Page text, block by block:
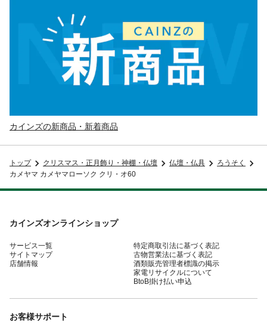
カインズの新商品・新着商品
トップ クリスマス・正月飾り・神棚・仏壇 仏壇・仏具
ろうそく
カメヤマ カメヤマローソク クリ・オ60
カインズオンラインショップ
サービス一覧
サイトマップ
店舗情報
特定商取引法に基づく表記
古物営業法に基づく表記
酒類販売管理者標識の掲示
家電リサイクルについて
BtoB掛け払い申込
お客様サポート